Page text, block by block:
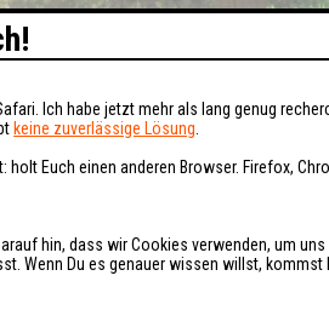
Ich habe jetzt mehr als lang genug
keine zuverlässige Lösung
Euch einen anderen Browser. Firefox,
hin, dass wir Cookies verwenden, um
Wenn Du es genauer wissen willst, kommst